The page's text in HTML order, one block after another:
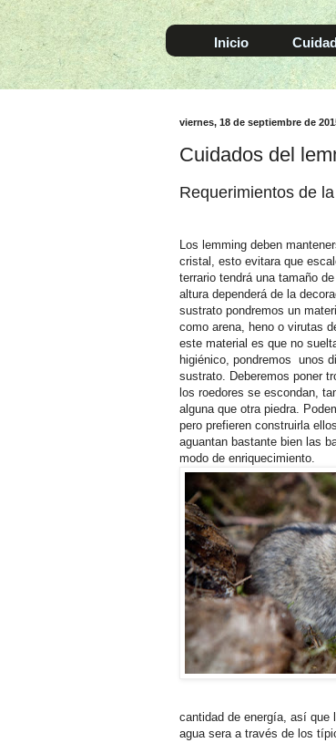
Inicio
viernes, 18 de septiembre de
Cuidados del
Requerimientos de
Los lemming deben
cristal, esto evitara que
terrario tendrá una tamaño
altura dependerá de la
sustrato pondremos un
como arena, heno o virutas
este material es que no
higiénico, pondremos unos
sustrato. Deberemos poner
los roedores se escondan,
alguna que otra piedra.
pero prefieren construirla
aguantan bastante bien las
modo de enriquecimiento.
cantidad de energía, así que
agua sera a través de los